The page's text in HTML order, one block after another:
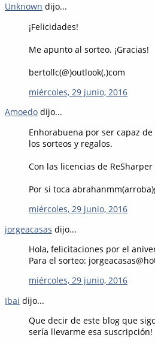
Unknown dijo...
¡Felicidades!
Me apunto al sorteo. ¡Gracias!
bertollc(@)outlook(.)com
miércoles, 29 junio, 2016
Amoedo dijo...
Enhorabuena por ser capaz
los sorteos y regalos.
Con las licencias de
Por si toca
miércoles, 29 junio, 2016
jorgeacasas dijo...
Hola, felicitaciones por el
Para el sorteo:
miércoles, 29 junio, 2016
Ibai dijo...
Que decir de este blog que
sería llevarme esa